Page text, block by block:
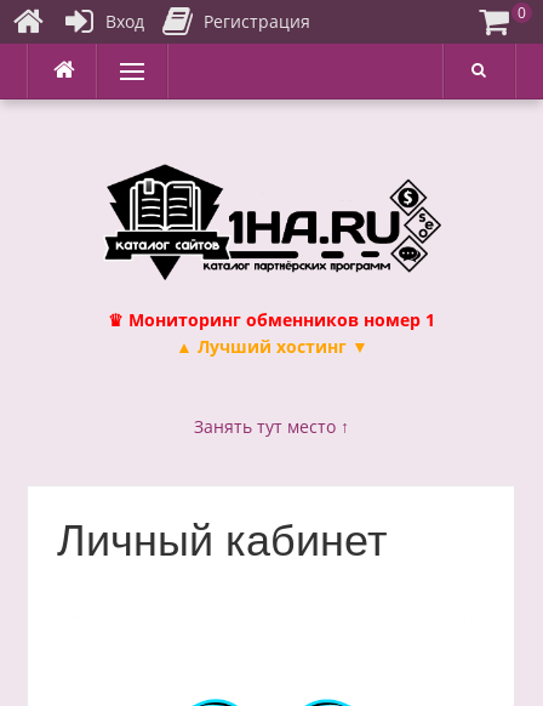
Перейти
содержимому
Меню
♛ Мониторинг обменников номер 1
▲ Лучший хостинг ▼
Занять тут место ↑
Личный кабинет
Вход Регистрация 0